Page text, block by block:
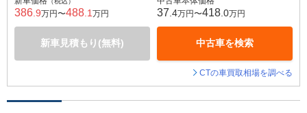
386 .9万円〜488 .1 万円
新車見積もり(無料)
37 .4万円〜418 .0万円
中古車を検索
CTの車買取相場を調べる